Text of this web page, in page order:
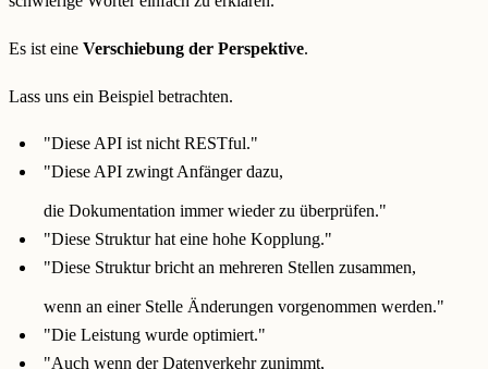
Es ist eine Verschiebung der Perspektive.
Lass uns ein Beispiel betrachten.
"Diese API ist nicht RESTful."
"Diese API zwingt Anfänger dazu,
die Dokumentation immer wieder zu überprüfen."
"Diese Struktur hat eine hohe Kopplung."
"Diese Struktur bricht an mehreren Stellen zusammen,
wenn an einer Stelle Änderungen vorgenommen werden."
"Die Leistung wurde optimiert."
"Auch wenn der Datenverkehr zunimmt,